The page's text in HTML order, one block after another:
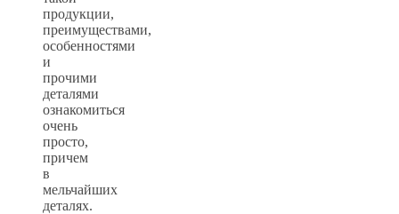
продукции,
преимуществами,
особенностями
и
прочими
деталями
ознакомиться
очень
просто,
причем
в
мельчайших
деталях.